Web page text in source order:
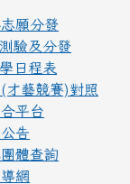
願分發
驗及分發
日程表
才藝競賽)對照
平台
告
體查詢
網